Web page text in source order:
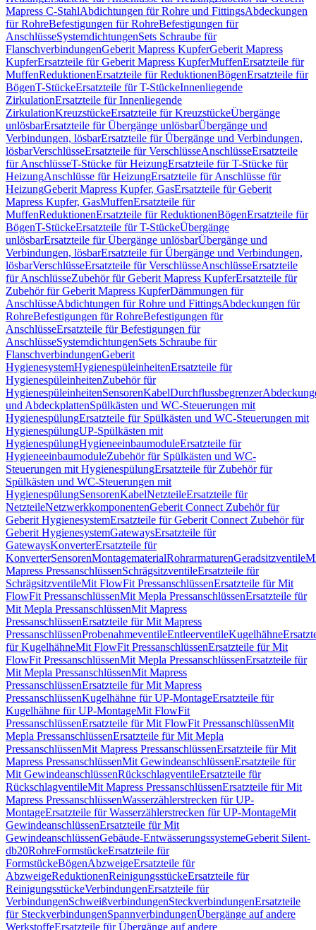
Mapress C-StahlAbdichtungen für Rohre und FittingsAbdeckungen
für RohreBefestigungen für RohreBefestigungen für
AnschlüsseSystemdichtungenSets Schraube für
FlanschverbindungenGeberit Mapress KupferGeberit Mapress
KupferErsatzteile für Geberit Mapress KupferMuffenErsatzteile für
MuffenReduktionenErsatzteile für ReduktionenBögenErsatzteile für
BögenT-StückeErsatzteile für T-StückeInnenliegende
ZirkulationErsatzteile für Innenliegende
ZirkulationKreuzstückeErsatzteile für KreuzstückeÜbergänge
unlösbarErsatzteile für Übergänge unlösbarÜbergänge und
Verbindungen, lösbarErsatzteile für Übergänge und Verbindungen,
lösbarVerschlüsseErsatzteile für VerschlüsseAnschlüsseErsatzteile
für AnschlüsseT-Stücke für HeizungErsatzteile für T-Stücke für
HeizungAnschlüsse für HeizungErsatzteile für Anschlüsse für
HeizungGeberit Mapress Kupfer, GasErsatzteile für Geberit
Mapress Kupfer, GasMuffenErsatzteile für
MuffenReduktionenErsatzteile für ReduktionenBögenErsatzteile für
BögenT-StückeErsatzteile für T-StückeÜbergänge
unlösbarErsatzteile für Übergänge unlösbarÜbergänge und
Verbindungen, lösbarErsatzteile für Übergänge und Verbindungen,
lösbarVerschlüsseErsatzteile für VerschlüsseAnschlüsseErsatzteile
für AnschlüsseZubehör für Geberit Mapress KupferErsatzteile für
Zubehör für Geberit Mapress KupferDämmungen für
AnschlüsseAbdichtungen für Rohre und FittingsAbdeckungen für
RohreBefestigungen für RohreBefestigungen für
AnschlüsseErsatzteile für Befestigungen für
AnschlüsseSystemdichtungenSets Schraube für
FlanschverbindungenGeberit
HygienesystemHygienespüleinheitenErsatzteile für
HygienespüleinheitenZubehör für
HygienespüleinheitenSensorenKabelDurchflussbegrenzer
und AbdeckplattenSpülkästen und WC-Steuerungen mit
HygienespülungErsatzteile für Spülkästen und WC-Steuerungen mit
HygienespülungUP-Spülkästen mit
HygienespülungHygieneeinbaumoduleErsatzteile für
HygieneeinbaumoduleZubehör für Spülkästen und WC-
Steuerungen mit HygienespülungErsatzteile für Zubehör für
Spülkästen und WC-Steuerungen mit
HygienespülungSensorenKabelNetzteileErsatzteile für
NetzteileNetzwerkkomponentenGeberit Connect Zubehör für
Geberit HygienesystemErsatzteile für Geberit Connect Zubehör für
Geberit HygienesystemGatewaysErsatzteile für
GatewaysKonverterErsatzteile für
KonverterSensorenMontagematerialRohrarmaturenGeradsitzventile
Mapress PressanschlüssenSchrägsitzventileErsatzteile für
SchrägsitzventileMit FlowFit PressanschlüssenErsatzteile für Mit
FlowFit PressanschlüssenMit Mepla PressanschlüssenErsatzteile für
Mit Mepla PressanschlüssenMit Mapress
PressanschlüssenErsatzteile für Mit Mapress
PressanschlüssenProbenahmeventileEntleerventileKugelhähne
für KugelhähneMit FlowFit PressanschlüssenErsatzteile für Mit
FlowFit PressanschlüssenMit Mepla PressanschlüssenErsatzteile für
Mit Mepla PressanschlüssenMit Mapress
PressanschlüssenErsatzteile für Mit Mapress
PressanschlüssenKugelhähne für UP-MontageErsatzteile für
Kugelhähne für UP-MontageMit FlowFit
PressanschlüssenErsatzteile für Mit FlowFit PressanschlüssenMit
Mepla PressanschlüssenErsatzteile für Mit Mepla
PressanschlüssenMit Mapress PressanschlüssenErsatzteile für Mit
Mapress PressanschlüssenMit GewindeanschlüssenErsatzteile für
Mit GewindeanschlüssenRückschlagventileErsatzteile für
RückschlagventileMit Mapress PressanschlüssenErsatzteile für Mit
Mapress PressanschlüssenWasserzählerstrecken für UP-
MontageErsatzteile für Wasserzählerstrecken für UP-MontageMit
GewindeanschlüssenErsatzteile für Mit
GewindeanschlüssenGebäude-EntwässerungssystemeGeberit Silent-
db20RohreFormstückeErsatzteile für
FormstückeBögenAbzweigeErsatzteile für
AbzweigeReduktionenReinigungsstückeErsatzteile für
ReinigungsstückeVerbindungenErsatzteile für
VerbindungenSchweißverbindungenSteckverbindungenErsatzteile
für SteckverbindungenSpannverbindungenÜbergänge auf andere
WerkstoffeErsatzteile für Übergänge auf andere